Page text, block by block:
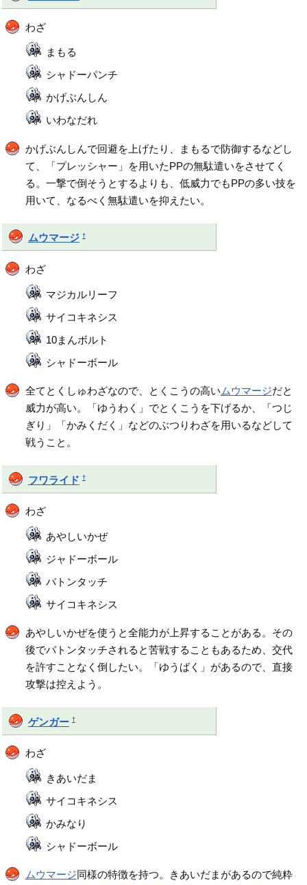
わざ
まもる
シャドーパンチ
かげぶんしん
いわなだれ
かげぶんしんで回避を上げたり、まもるで防御するなどし
て、「プレッシャー」を用いたPPの無駄遣いをさせてく
る。一撃で倒そうとするよりも、低威力でもPPの多い技を
用いて、なるべく無駄遣いを抑えたい。
ムウマージ †
わざ
マジカルリーフ
サイコキネシス
10まんボルト
シャドーボール
全てとくしゅわざなので、とくこうの高い ムウマージだと
威力が高い。「ゆうわく」でとくこうを下げるか、「つじ
ぎり」「かみくだく」などのぶつりわざを用いるなどして
戦うこと。
フワライド †
わざ
あやしいかぜ
ジャドーボール
バトンタッチ
サイコキネシス
あやしいかぜを使うと全能力が上昇することがある。その
後でバトンタッチされると苦戦することもあるため、交代
を許すことなく倒したい。「ゆうばく」があるので、直接
攻撃は控えよう。
ゲンガー †
わざ
きあいだま
サイコキネシス
かみなり
シャドーボール
ムウマージ同様の特徴を持つ。きあいだまがあるので純粋